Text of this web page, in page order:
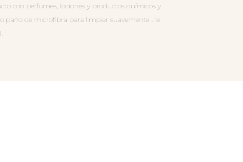
con perfumes, lociones y productos químicos y
paño de microfibra para limpiar suavemente… le